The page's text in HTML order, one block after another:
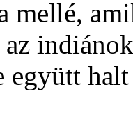
mellé,
együtt